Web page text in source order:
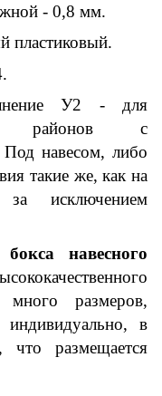
- 0,8 мм.
пластиковый.
У2 - для
районов с
навесом, либо
такие же, как на
исключением
навесного
много размеров,
индивидуально, в
что размещается